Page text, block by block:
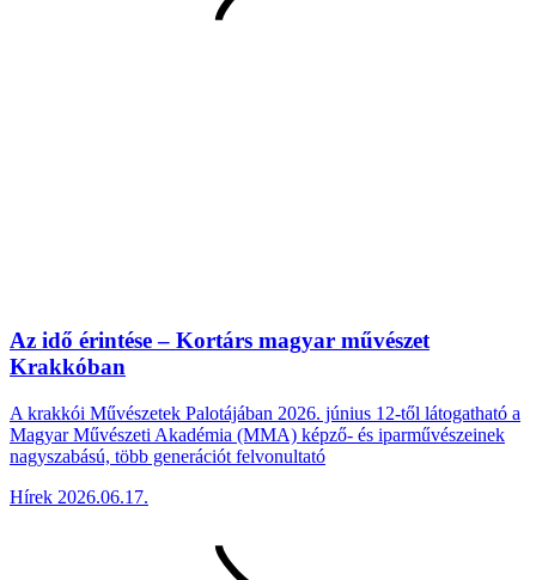
Az idő érintése – Kortárs magyar művészet
Krakkóban
A krakkói Művészetek Palotájában 2026. június 12-től látogatható a
Magyar Művészeti Akadémia (MMA) képző- és iparművészeinek
nagyszabású, több generációt felvonultató
Hírek 2026.06.17.